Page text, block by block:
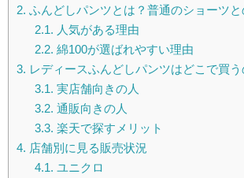
2. ふんどしパンツとは？普通のショーツと
2.1. 人気がある理由
2.2. 綿100が選ばれやすい理由
3. レディースふんどしパンツはどこで買
3.1. 実店舗向きの人
3.2. 通販向きの人
3.3. 楽天で探すメリット
4. 店舗別に見る販売状況
4.1. ユニクロ